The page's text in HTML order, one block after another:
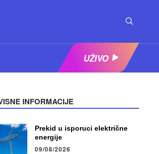
UŽIVO
INFORMACIJE
Prekid u isporuci električne
energije
09/08/2026